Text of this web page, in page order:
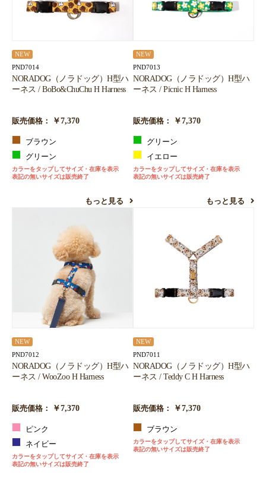
NEW
PND7014
NORADOG（ノラドッグ）H型ハ
ーネス / BoBo&ChuChu H Harness
販売価格： ￥7,370
ブラウン
グリーン
カラーをタップしてサイズ・在庫を表示
表記の無いサイズは販売終了
もっと見る
NEW
PND7013
NORADOG（ノラドッグ）H型ハ
ーネス / Picnic H Harness
販売価格： ￥7,370
グリーン
イエロー
カラーをタップしてサイズ・在庫を表示
表記の無いサイズは販売終了
もっと見る
NEW
PND7012
NORADOG（ノラドッグ）H型ハ
ーネス / WooZoo H Harness
販売価格： ￥7,370
ピンク
ネイビー
カラーをタップしてサイズ・在庫を表示
表記の無いサイズは販売終了
NEW
PND7011
NORADOG（ノラドッグ）H型ハ
ーネス / Teddy C H Harness
販売価格： ￥7,370
ブラウン
カラーをタップしてサイズ・在庫を表示
表記の無いサイズは販売終了